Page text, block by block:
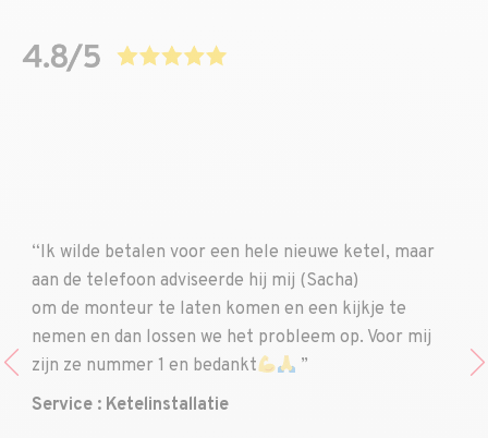
“Ik wilde betalen voor een hele nieuwe ketel, maar
aan de telefoon adviseerde hij mij (Sacha)
om de monteur te laten komen en een kijkje te
nemen en dan lossen we het probleem op. Voor mij
zijn ze nummer 1 en bedankt
”
Service : Ketelinstallatie